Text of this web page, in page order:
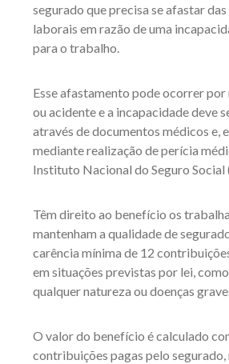
segurado que precisa se afastar
laborais em razão de uma
para o trabalho.
Esse afastamento pode ocorrer
ou acidente e a incapacidade deve
através de documentos médicos e,
mediante realização de perícia
Instituto Nacional do Seguro Social
Têm direito ao benefício os
mantenham a qualidade de
carência mínima de 12
em situações previstas por lei,
qualquer natureza ou doenças
O valor do benefício é calculado
contribuições pagas pelo